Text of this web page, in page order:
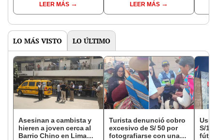
LEER MÁS LEER MÁS
LO MÁS VISTO LO ÚLTIMO
Asesinan a cambista y
hieren a joven cerca al
Barrio Chino en Lima
Turista denunció cobro
excesivo de S/ 50 por
fotografiarse con una
S/